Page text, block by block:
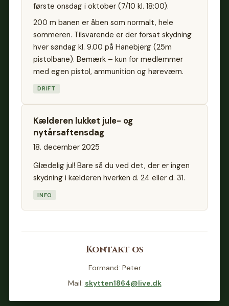
første onsdag i oktober (7/10 kl. 18:00).
200 m banen er åben som normalt, hele
sommeren. Tilsvarende er der forsat skydning
hver søndag kl. 9.00 på Hanebjerg (25m
pistolbane). Bemærk – kun for medlemmer
med egen pistol, ammunition og høreværn.
DRIFT
Kælderen lukket jule- og
nytårsaftensdag
18. december 2025
Glædelig jul! Bare så du ved det, der er ingen
skydning i kælderen hverken d. 24 eller d. 31.
INFO
Kontakt os
Formand: Peter
Mail: skytten1864@live.dk